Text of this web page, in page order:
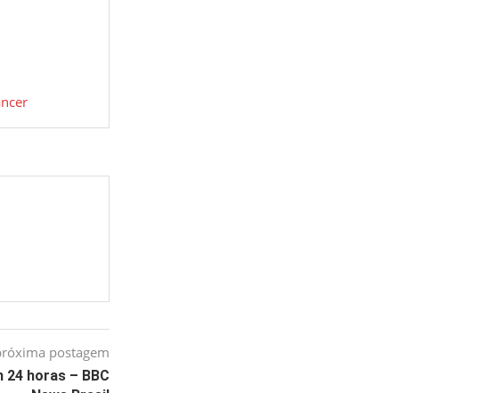
postagem
horas – BBC